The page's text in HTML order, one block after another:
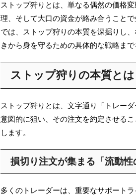
ストップ狩りとは、単なる偶然の価格
理、そして大口の資金が絡み合うこと
では、ストップ狩りの本質を深掘りし
きから身を守るための具体的な戦略まで
ストップ狩りの本質と
ストップ狩りとは、文字通り「トレー
意図的に狙い、その注文を約定させる
します。
損切り注文が集まる「流動性
多くのトレーダーは、重要なサポート